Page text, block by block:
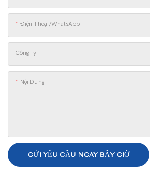
Điện Thoại/WhatsApp
Công Ty
Nội Dung
GỬI YÊU CẦU NGAY BÂY GIỜ